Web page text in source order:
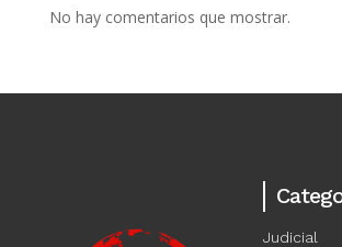
No hay comentarios que mostrar.
Judicial